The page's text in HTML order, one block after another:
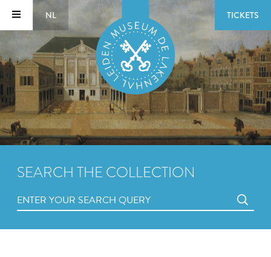
NL TICKETS
SEARCH THE COLLECTION